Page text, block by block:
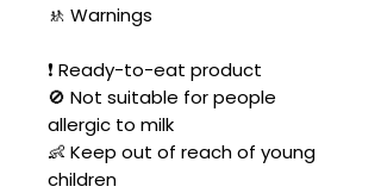
🚸 Warnings
❗ Ready-to-eat product
🚫 Not suitable for people
allergic to milk
👶 Keep out of reach of young
children